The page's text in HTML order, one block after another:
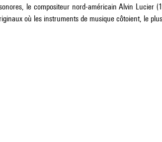
le compositeur nord-américain Alvin Lucier
où les instruments de musique côtoient, le